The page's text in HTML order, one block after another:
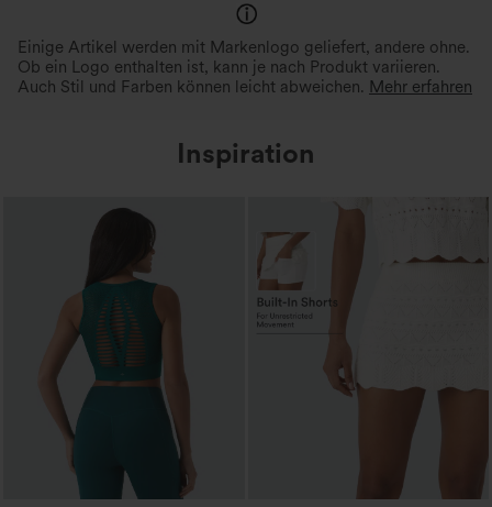
Einige Artikel werden mit Markenlogo geliefert, andere ohne.
Ob ein Logo enthalten ist, kann je nach Produkt variieren.
Auch Stil und Farben können leicht abweichen. Mehr erfahren
Inspiration